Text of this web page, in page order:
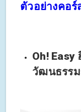
ตัวอย่างคอ
Oh! Easy
วัฒนธรร